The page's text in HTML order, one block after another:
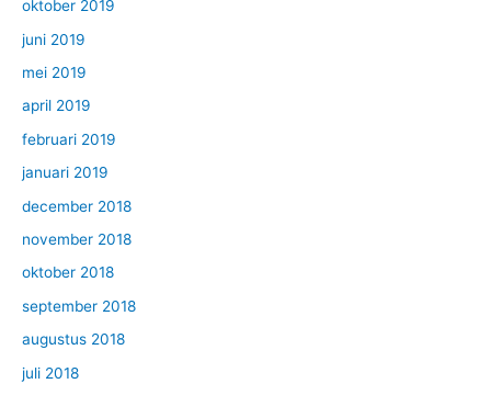
oktober 2019
juni 2019
mei 2019
april 2019
februari 2019
januari 2019
december 2018
november 2018
oktober 2018
september 2018
augustus 2018
juli 2018